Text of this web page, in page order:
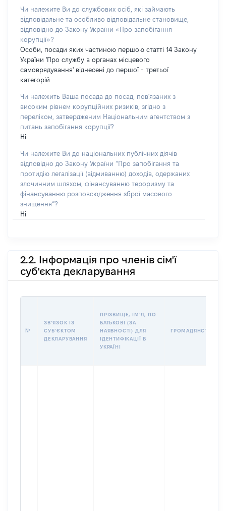
Чи належите Ви до службових осіб, які займають
відповідальне та особливо відповідальне становище,
відповідно до Закону України «Про запобігання
корупції»?
Особи, посади яких частиною першою статті 14 Закону
України 'Про службу в органах місцевого
самоврядування' віднесені до першої - третьої
категорій
Чи належить Ваша посада до посад, пов'язаних з
високим рівнем корупційних ризиків, згідно з
переліком, затвердженим Національним агентством з
питань запобігання корупції?
Ні
Чи належите Ви до національних публічних діячів
відповідно до Закону України “Про запобігання та
протидію легалізації (відмиванню) доходів, одержаних
злочинним шляхом, фінансуванню тероризму та
фінансуванню розповсюдження зброї масового
знищення”?
Ні
2.2. Інформація про членів сім'ї
суб'єкта декларування
№
ЗВʼЯЗОК ІЗ
СУБʼЄКТОМ
ДЕКЛАРУВАННЯ
ПРІЗВИЩЕ, ІМʼЯ, ПО
БАТЬКОВІ (ЗА
НАЯВНОСТІ) ДЛЯ
ІДЕНТИФІКАЦІЇ В
УКРАЇНІ
ГРОМАДЯНСТВО